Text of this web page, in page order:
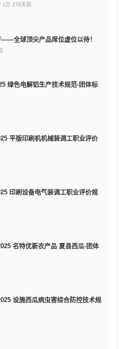
1 ⏰ 278天前
——全球顶尖产品席位虚位以待！
绿色电解铝生产技术规范-团体标
平版印刷机机械装调工职业评价
印刷设备电气装调工职业评价规
名特优新农产品 夏县西瓜-团体
设施西瓜病虫害综合防控技术规